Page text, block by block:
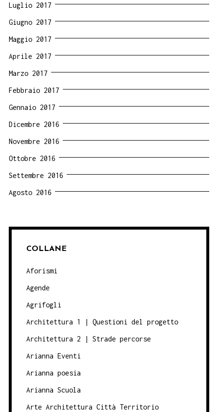
Luglio 2017
Giugno 2017
Maggio 2017
Aprile 2017
Marzo 2017
Febbraio 2017
Gennaio 2017
Dicembre 2016
Novembre 2016
Ottobre 2016
Settembre 2016
Agosto 2016
COLLANE
Aforismi
Agende
Agrifogli
Architettura 1 | Questioni del progetto
Architettura 2 | Strade percorse
Arianna Eventi
Arianna poesia
Arianna Scuola
Arte Architettura Città Territorio